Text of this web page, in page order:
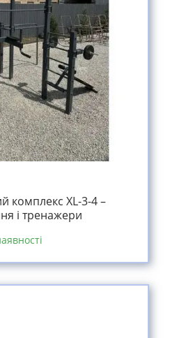
комплекс XL-3-4 –
і тренажери